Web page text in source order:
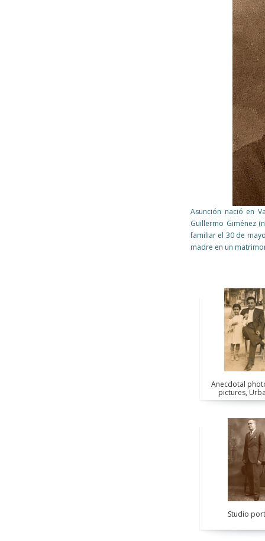
Asunción nació en
Guillermo Giménez
familiar el 30 de
madre en un
Anecdotal
pictures,
Studio